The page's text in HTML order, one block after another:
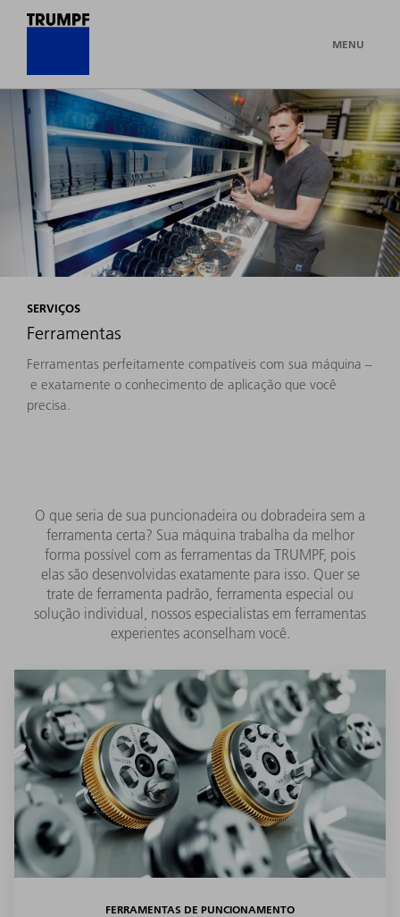
MENU
SERVIÇOS
Ferramentas
Ferramentas perfeitamente compatíveis com sua máquina –
e exatamente o conhecimento de aplicação que você
precisa.
O que seria de sua puncionadeira ou dobradeira sem a
ferramenta certa? Sua máquina trabalha da melhor
forma possível com as ferramentas da TRUMPF, pois
elas são desenvolvidas exatamente para isso. Quer se
trate de ferramenta padrão, ferramenta especial ou
solução individual, nossos especialistas em ferramentas
experientes aconselham você.
FERRAMENTAS DE PUNCIONAMENTO